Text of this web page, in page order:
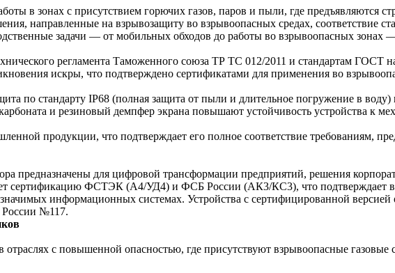
в зонах с присутствием горючих газов, паров и пыли, где предъявляются
направленные на взрывозащиту во взрывоопасных средах, соответствие
задачи — от мобильных обходов до работы во взрывоопасных
регламента Таможенного союза ТР ТС 012/2011 и стандартам
искры, что подтверждено сертификатами для применения во
по стандарту IP68 (полная защита от пыли и длительное погружение в
и резиновый демпфер экрана повышают устойчивость устройства к
продукции, что подтверждает его полное соответствие требованиям,
предназначены для цифровой трансформации предприятий, решения
сертификацию ФСТЭК (А4/УД4) и ФСБ России (АК3/КС3), что подтверждает
информационных системах. Устройства с сертифицированной
№117.
отраслях с повышенной опасностью, где присутствуют взрывоопасные